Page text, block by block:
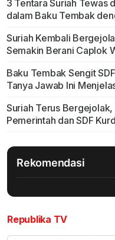
3 Tentara Suriah Tewas
dalam Baku Tembak
Suriah Kembali
Semakin Berani Caplok
Baku Tembak Sengit
Tanya Jawab Ini
Suriah Terus
Pemerintah dan SDF
Rekomendasi
Republika TV